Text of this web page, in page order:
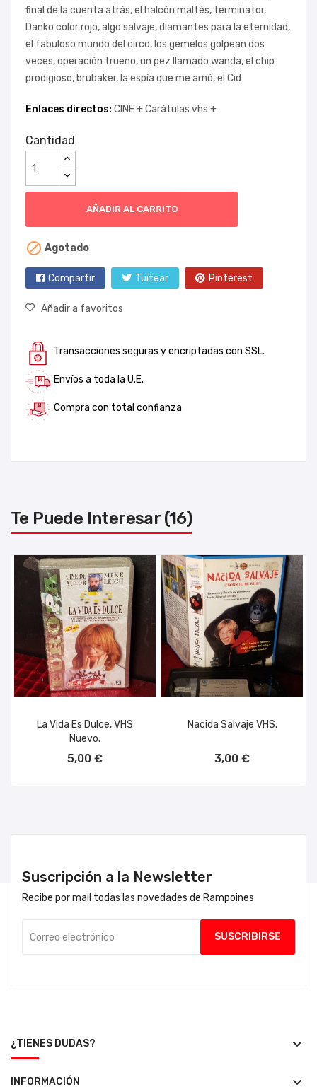
final de la cuenta atrás, el halcón maltés, terminator,
Danko color rojo, algo salvaje, diamantes para la eternidad,
el fabuloso mundo del circo, los gemelos golpean dos
veces, operación trueno, un pez llamado wanda, el chip
prodigioso, brubaker, la espía que me amó, el Cid
Enlaces directos: CINE +Carátulas vhs +
Cantidad
AÑADIR AL CARRITO
 Agotado
Compartir Tuitear Pinterest
Añadir a favoritos
Transacciones seguras y encriptadas con SSL.
Envíos a toda la U.E.
Compra con total confianza
Te Puede Interesar (16)
La Vida Es Dulce, VHS
Nuevo.
5,00 €
Nacida Salvaje VHS.
3,00 €
Suscripción a la Newsletter
Recibe por mail todas las novedades de Rampoines
¿TIENES DUDAS? keyboard_arrow_down
INFORMACIÓN keyboard_arrow_down